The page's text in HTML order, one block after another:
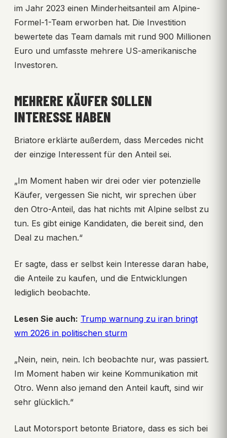
im Jahr 2023 einen Minderheitsanteil am Alpine-
Formel-1-Team erworben hat. Die Investition
bewertete das Team damals mit rund 900 Millionen
Euro und umfasste mehrere US-amerikanische
Investoren.
MEHRERE KÄUFER SOLLEN
INTERESSE HABEN
Briatore erklärte außerdem, dass Mercedes nicht
der einzige Interessent für den Anteil sei.
„Im Moment haben wir drei oder vier potenzielle
Käufer, vergessen Sie nicht, wir sprechen über
den Otro-Anteil, das hat nichts mit Alpine selbst zu
tun. Es gibt einige Kandidaten, die bereit sind, den
Deal zu machen.“
Er sagte, dass er selbst kein Interesse daran habe,
die Anteile zu kaufen, und die Entwicklungen
lediglich beobachte.
Lesen Sie auch: Trump warnung zu iran bringt
wm 2026 in politischen sturm
„Nein, nein, nein. Ich beobachte nur, was passiert.
Im Moment haben wir keine Kommunikation mit
Otro. Wenn also jemand den Anteil kauft, sind wir
sehr glücklich.“
Laut Motorsport betonte Briatore, dass es sich bei